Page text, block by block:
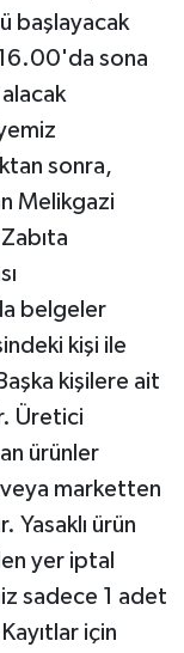
başlayacak
sona
sonra,
Melikgazi
belgeler
kişi ile
kişilere ait
Üretici
ürünler
marketten
Yasaklı ürün
yer iptal
sadece 1 adet
için